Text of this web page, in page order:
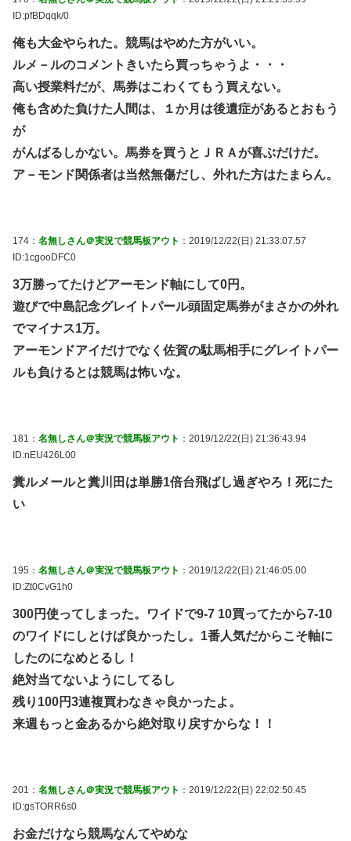
ID:pfBDqqk/0
俺も大金やられた。競馬はやめた方がいい。
ルメ－ルのコメントきいたら買っちゃうよ・・・
高い授業料だが、馬券はこわくてもう買えない。
俺も含めた負けた人間は、１か月は後遺症があるとおもう
が
がんばるしかない。馬券を買うとＪＲＡが喜ぶだけだ。
ア－モンド関係者は当然無傷だし、外れた方はたまらん。
174： 名無しさん＠実況で競馬板アウト ：2019/12/22(日) 21:33:07.57
ID:1cgooDFC0
3万勝ってたけどアーモンド軸にして0円。
遊びで中島記念グレイトパール頭固定馬券がまさかの外れ
でマイナス1万。
アーモンドアイだけでなく佐賀の駄馬相手にグレイトパー
ルも負けるとは競馬は怖いな。
181： 名無しさん＠実況で競馬板アウト ：2019/12/22(日) 21:36:43.94
ID:nEU426L00
糞ルメールと糞川田は単勝1倍台飛ばし過ぎやろ！死にた
い
195： 名無しさん＠実況で競馬板アウト ：2019/12/22(日) 21:46:05.00
ID:Zt0CvG1h0
300円使ってしまった。ワイドで9-7 10買ってたから7-10
のワイドにしとけば良かったし。1番人気だからこそ軸に
したのになめとるし！
絶対当てないようにしてるし
残り100円3連複買わなきゃ良かったよ。
来週もっと金あるから絶対取り戻すからな！！
201： 名無しさん＠実況で競馬板アウト ：2019/12/22(日) 22:02:50.45
ID:gsTORR6s0
お金だけなら競馬なんてやめな